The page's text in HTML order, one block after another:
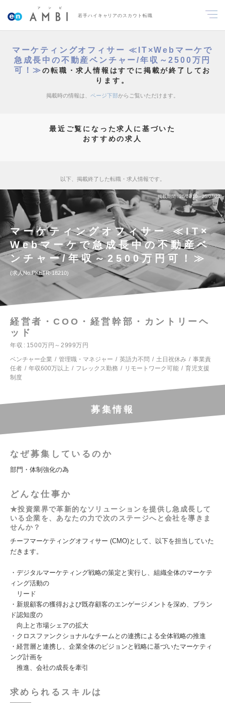
若手ハイキャリアのスカウト転職
マーケティングオフィサー ≪IT×Webマーケで
急成長中の不動産ベンチャー/年収～2500万円
可！≫の転職・求人情報はすでに掲載が終了してお
ります。
掲載時の情報は、 ページ下部からご覧いただけます。
最近ご覧になった求人に基づいた
おすすめの求人
以下、掲載終了した転職・求人情報です。
掲載期間 26/07/10～26/07/23
マーケティングオフィサー ≪IT×
Webマーケで急成長中の不動産ベ
ンチャー/年収～2500万円可！≫
求人No.PKETR-18210
経営者・COO・経営幹部・カントリーヘ
ッド
年収
1500万円～2999万円
ベンチャー企業
管理職・マネジャー 英語力不問 土日祝休み
事業責
任者
年収600万以上 フレックス勤務 リモートワーク可能
育児支援
制度
募集情報
なぜ募集しているのか
部門・体制強化の為
どんな仕事か
★投資業界で革新的なソリューションを提供し急成長して
いる企業を、あなたの力で次のステージへと会社を導きま
せんか？
チーフマーケティングオフィサー (CMO)として、以下を担当していた
だきます。
・デジタルマーケティング戦略の策定と実行し、組織全体のマーケテ
ィング活動の
リード
・新規顧客の獲得および既存顧客のエンゲージメントを深め、ブラン
ド認知度の
向上と市場シェアの拡大
・クロスファンクショナルなチームとの連携による全体戦略の推進
・経営層と連携し、企業全体のビジョンと戦略に基づいたマーケティ
ング計画を
推進、会社の成長を牽引
求められるスキルは